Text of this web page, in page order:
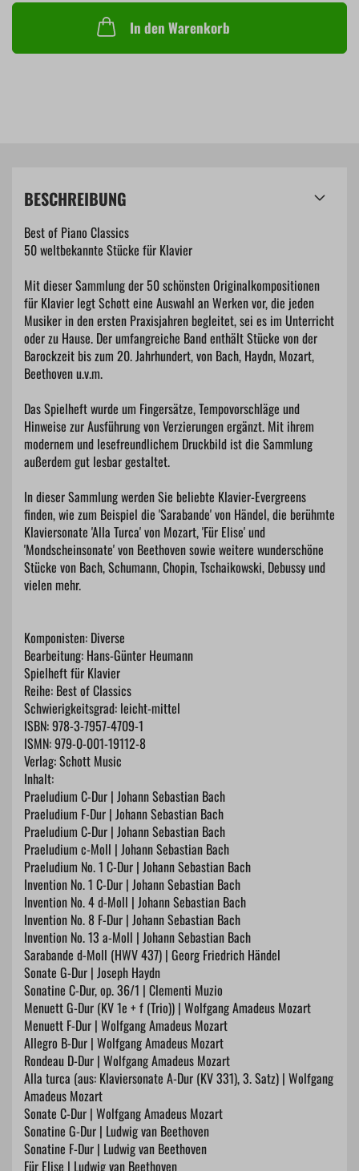
In den Warenkorb
BESCHREIBUNG
Best of Piano Classics
50 weltbekannte Stücke für Klavier
Mit dieser Sammlung der 50 schönsten Originalkompositionen
für Klavier legt Schott eine Auswahl an Werken vor, die jeden
Musiker in den ersten Praxisjahren begleitet, sei es im Unterricht
oder zu Hause. Der umfangreiche Band enthält Stücke von der
Barockzeit bis zum 20. Jahrhundert, von Bach, Haydn, Mozart,
Beethoven u.v.m.
Das Spielheft wurde um Fingersätze, Tempovorschläge und
Hinweise zur Ausführung von Verzierungen ergänzt. Mit ihrem
modernem und lesefreundlichem Druckbild ist die Sammlung
außerdem gut lesbar gestaltet.
In dieser Sammlung werden Sie beliebte Klavier-Evergreens
finden, wie zum Beispiel die 'Sarabande' von Händel, die berühmte
Klaviersonate 'Alla Turca' von Mozart, 'Für Elise' und
'Mondscheinsonate' von Beethoven sowie weitere wunderschöne
Stücke von Bach, Schumann, Chopin, Tschaikowski, Debussy und
vielen mehr.
Komponisten: Diverse
Bearbeitung: Hans-Günter Heumann
Spielheft für Klavier
Reihe: Best of Classics
Schwierigkeitsgrad: leicht-mittel
ISBN: 978-3-7957-4709-1
ISMN: 979-0-001-19112-8
Verlag: Schott Music
Inhalt:
Praeludium C-Dur | Johann Sebastian Bach
Praeludium F-Dur | Johann Sebastian Bach
Praeludium C-Dur | Johann Sebastian Bach
Praeludium c-Moll | Johann Sebastian Bach
Praeludium No. 1 C-Dur | Johann Sebastian Bach
Invention No. 1 C-Dur | Johann Sebastian Bach
Invention No. 4 d-Moll | Johann Sebastian Bach
Invention No. 8 F-Dur | Johann Sebastian Bach
Invention No. 13 a-Moll | Johann Sebastian Bach
Sarabande d-Moll (HWV 437) | Georg Friedrich Händel
Sonate G-Dur | Joseph Haydn
Sonatine C-Dur, op. 36/1 | Clementi Muzio
Menuett G-Dur (KV 1e + f (Trio)) | Wolfgang Amadeus Mozart
Menuett F-Dur | Wolfgang Amadeus Mozart
Allegro B-Dur | Wolfgang Amadeus Mozart
Rondeau D-Dur | Wolfgang Amadeus Mozart
Alla turca (aus: Klaviersonate A-Dur (KV 331), 3. Satz) | Wolfgang
Amadeus Mozart
Sonate C-Dur | Wolfgang Amadeus Mozart
Sonatine G-Dur | Ludwig van Beethoven
Sonatine F-Dur | Ludwig van Beethoven
Für Elise | Ludwig van Beethoven